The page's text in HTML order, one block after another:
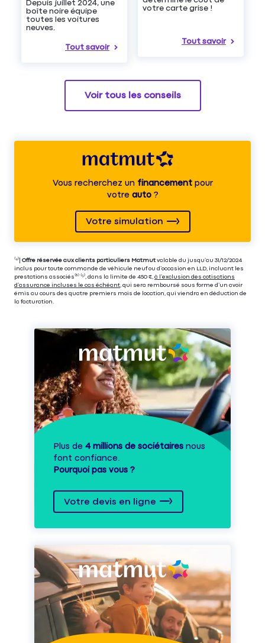
Depuis juillet 2024, une
boîte noire équipe
toutes les voitures
neuves.
Tout savoir
votre carte grise !
Tout savoir
Voir tous les conseils
Vous recherchez unfinancementpour
votre auto?
Votre simulation
⁽⁴⁾| Offre réservée aux clients particuliers Matmut valable du jusqu’au 31/12/2024
inclus pour toute commande de véhicule neuf ou d’occasion en LLD, incluant les
prestations associés⁽³⁾ ⁽⁵⁾, dans la limite de 450 €, à l’exclusion des cotisations
d’assurance incluses le cas échéant, qui sera remboursé sous forme d’un avoir
émis au cours des quatre premiers mois de location, qui viendra en déduction de
la facturation.
Plus de 4 millions de sociétaires nous
font confiance.
Pourquoi pas vous ?
Votre devis en ligne